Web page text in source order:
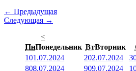
← Предыдущая
Следующая →
<
ПнПонедельник ВтВторник
101.07.2024 202.07.2024 3
808.07.2024 909.07.2024